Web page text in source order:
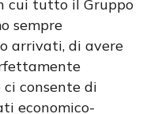
cui tutto il Gruppo
sempre
arrivati, di avere
consente di
economico-